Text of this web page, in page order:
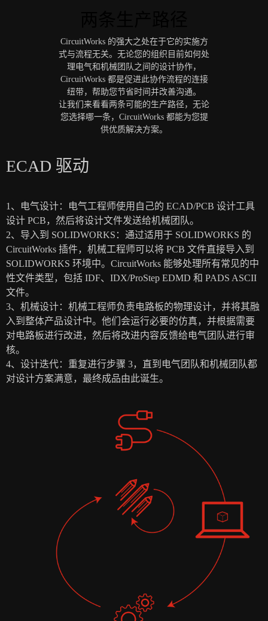
CircuitWorks 的强大之处在于它的实施方
式与流程无关。无论您的组织目前如何处
理电气和机械团队之间的设计协作，
CircuitWorks 都是促进此协作流程的连接
纽带，帮助您节省时间并改善沟通。
让我们来看看两条可能的生产路径，无论
您选择哪一条，CircuitWorks 都能为您提
供优质解决方案。
ECAD 驱动
1、电气设计：电气工程师使用自己的 ECAD/PCB 设计工具
设计 PCB，然后将设计文件发送给机械团队。
2、导入到 SOLIDWORKS：通过适用于 SOLIDWORKS 的
CircuitWorks 插件，机械工程师可以将 PCB 文件直接导入到
SOLIDWORKS 环境中。CircuitWorks 能够处理所有常见的中
性文件类型，包括 IDF、IDX/ProStep EDMD 和 PADS ASCII
文件。
3、机械设计：机械工程师负责电路板的物理设计，并将其融
入到整体产品设计中。他们会运行必要的仿真，并根据需要
对电路板进行改进，然后将改进内容反馈给电气团队进行审
核。
4、设计迭代：重复进行步骤 3，直到电气团队和机械团队都
对设计方案满意，最终成品由此诞生。